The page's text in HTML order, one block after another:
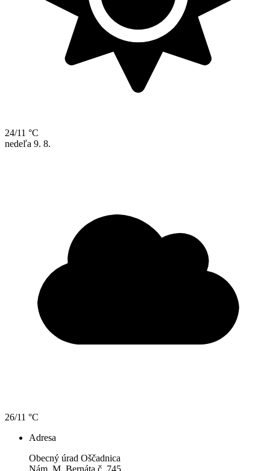
24/11 °C
nedeľa 9. 8.
26/11 °C
Adresa
Obecný úrad Oščadnica
Nám. M. Bernáta č. 745